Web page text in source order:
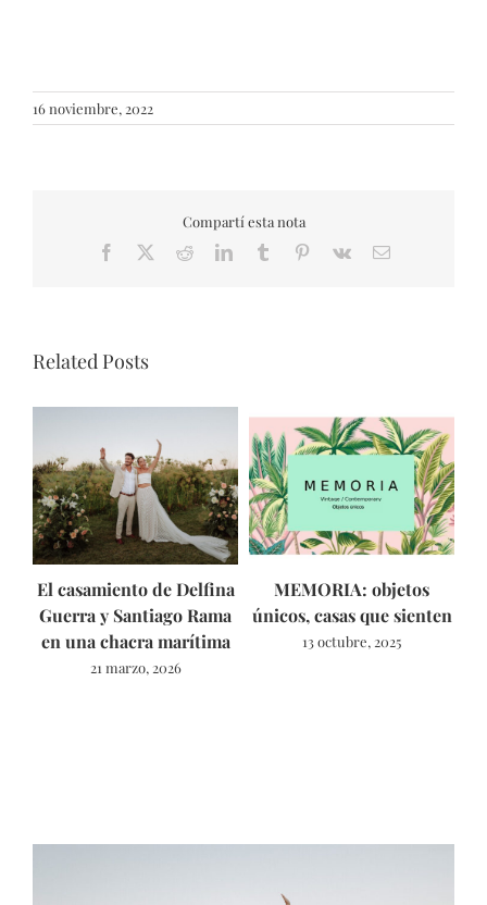
16 noviembre, 2022
Compartí esta nota
Facebook RedditLinkedInTumblr Pinterest
Vk Email
Related Posts
El casamiento de Delfina
Guerra y Santiago Rama
en una chacra marítima
21 marzo, 2026
MEMORIA: objetos
únicos, casas que sienten
13 octubre, 2025